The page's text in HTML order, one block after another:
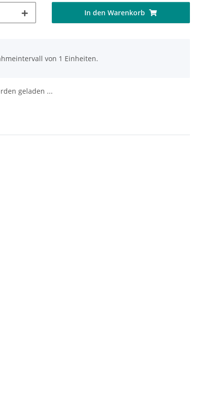
In den Warenkorb
von 1 Einheiten.
geladen ...